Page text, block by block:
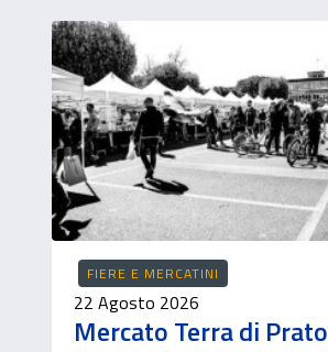
FIERE E MERCATINI
22 Agosto 2026
Mercato Terra di Prato